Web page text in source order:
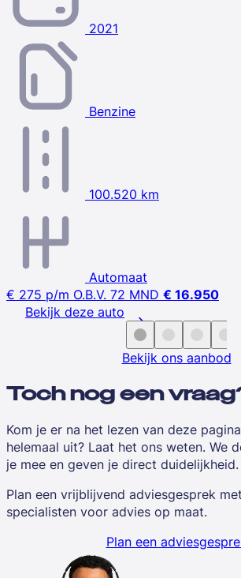
2021
Benzine
100.520 km
Automaat
€ 275 p/m O.B.V. 72 MND € 16.950
Bekijk deze auto
Bekijk ons aanbod
Toch nog een
Kom je er na het lezen van deze
helemaal uit? Laat het ons weten. We
je mee en geven je direct duidelijkheid.
Plan een vrijblijvend adviesgesprek
specialisten voor advies op maat.
Plan een